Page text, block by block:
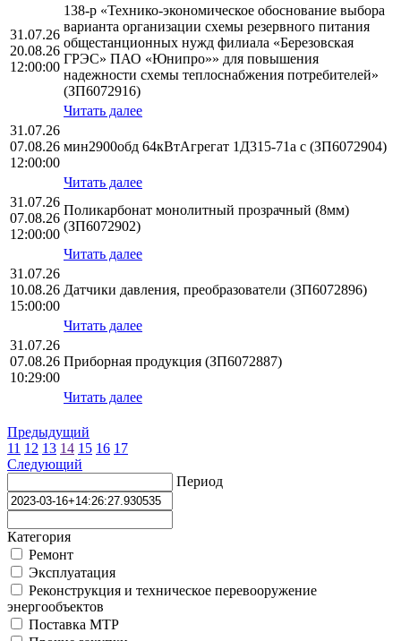
31.07.26
20.08.26
12:00:00
138-р «Технико-экономическое обоснование выбора
варианта организации схемы резервного питания
общестанционных нужд филиала «Березовская
ГРЭС» ПАО «Юнипро»» для повышения
надежности схемы теплоснабжения потребителей»
(ЗП6072916)
Читать далее
31.07.26
07.08.26
12:00:00
мин2900обд 64кВтАгрегат 1Д315-71а с (ЗП6072904)
Читать далее
31.07.26
07.08.26
12:00:00
Поликарбонат монолитный прозрачный (8мм)
(ЗП6072902)
Читать далее
31.07.26
10.08.26
15:00:00
Датчики давления, преобразователи (ЗП6072896)
Читать далее
31.07.26
07.08.26
10:29:00
Приборная продукция (ЗП6072887)
Читать далее
Предыдущий
11 12 13 14 15 16 17
Следующий
Период
Категория
Ремонт
Эксплуатация
Реконструкция и техническое перевооружение
энергообъектов
Поставка МТР